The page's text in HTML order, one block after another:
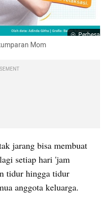
Perbesar
Mom
jarang bisa membuat
setiap hari 'jam
tidur hingga tidur
anggota keluarga.